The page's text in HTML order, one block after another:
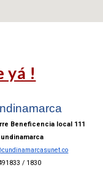
yá !
Beneficencia local 111
/ 1830